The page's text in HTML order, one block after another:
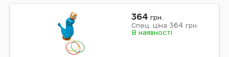
364 грн.
Спец. ціна 364 грн.
В наявності